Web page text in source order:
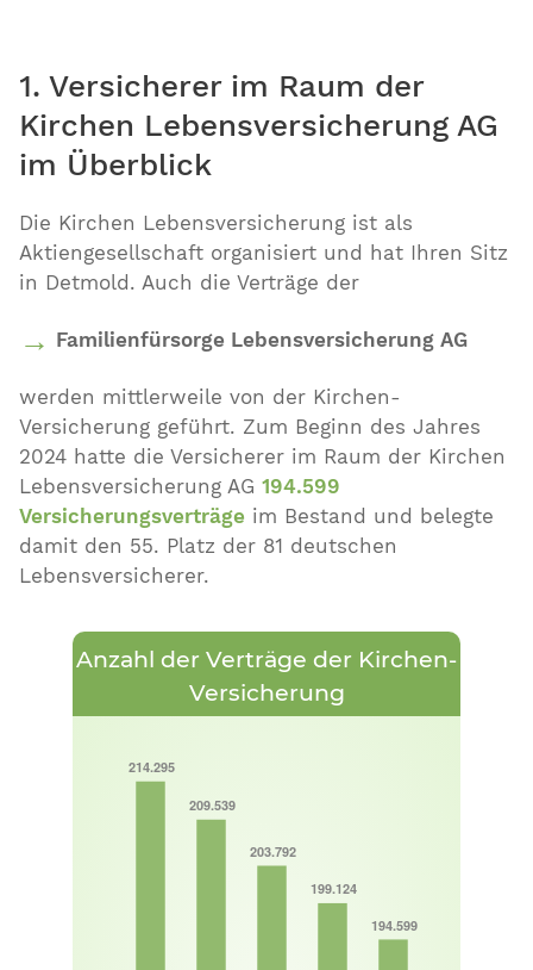
1. Versicherer im Raum der
Kirchen Lebensversicherung AG
im Überblick
Die Kirchen Lebensversicherung ist als
Aktiengesellschaft organisiert und hat Ihren Sitz
in Detmold. Auch die Verträge der
Familienfürsorge Lebensversicherung AG
werden mittlerweile von der Kirchen-
Versicherung geführt. Zum Beginn des Jahres
2024 hatte die Versicherer im Raum der Kirchen
Lebensversicherung AG194.599
Versicherungsverträge im Bestand und belegte
damit den 55. Platz der 81 deutschen
Lebensversicherer.
Anzahl der Verträge der Kirchen-
Versicherung